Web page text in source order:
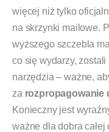
więcej niż tylko
na skrzynki mailowe.
wyższego szczebla
co się wydarzy,
narzędzia – ważne,
za rozpropagowanie
Konieczny jest
ważne dla dobra